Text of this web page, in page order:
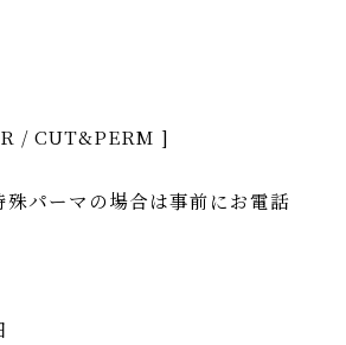
/ CUT&PERM ]
パーマの場合は事前にお電話